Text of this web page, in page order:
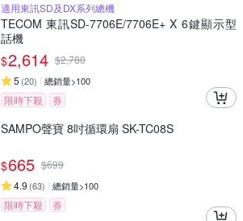
適用東訊SD及DX系列總機
TECOM 東訊SD-7706E/7706E+ X 6鍵顯示型
話機
$2,614 $2,780
5 (20) 總銷量>100
限時下殺 券
SAMPO聲寶 8吋循環扇 SK-TC08S
$665 $699
4.9 (63) 總銷量>100
限時下殺 券